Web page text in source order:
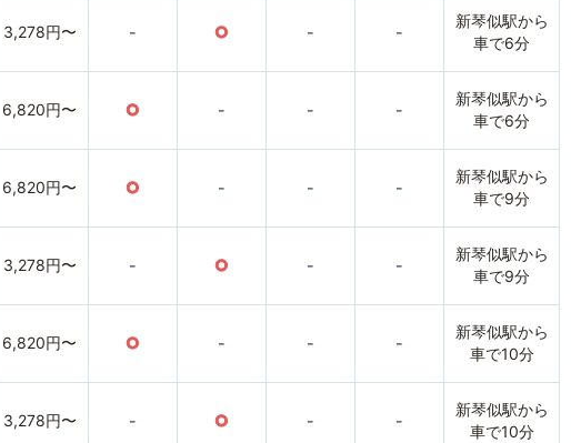
3,278円〜 - ○ - -
新琴似駅から
車で6分
6,820円〜 ○ - - -
新琴似駅から
車で6分
6,820円〜 ○ - - -
新琴似駅から
車で9分
3,278円〜 - ○ - -
新琴似駅から
車で9分
6,820円〜 ○ - - -
新琴似駅から
車で10分
3,278円〜 - ○ - -
新琴似駅から
車で10分